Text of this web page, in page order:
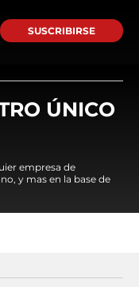
SUSCRIBIRSE
ÚNICO
empresa de
y mas en la base de